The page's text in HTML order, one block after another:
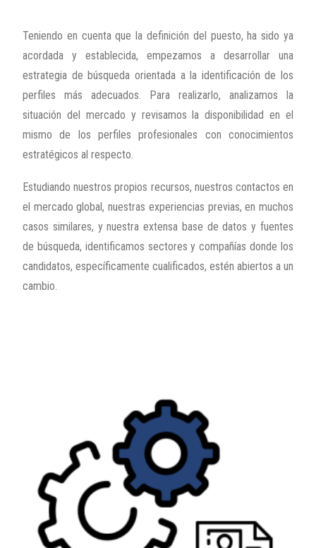
Teniendo en cuenta que la definición del puesto, ha sido ya
acordada y establecida, empezamos a desarrollar una
estrategia de búsqueda orientada a la identificación de los
perfiles más adecuados. Para realizarlo, analizamos la
situación del mercado y revisamos la disponibilidad en el
mismo de los perfiles profesionales con conocimientos
estratégicos al respecto.
Estudiando nuestros propios recursos, nuestros contactos en
el mercado global, nuestras experiencias previas, en muchos
casos similares, y nuestra extensa base de datos y fuentes
de búsqueda, identificamos sectores y compañías donde los
candidatos, específicamente cualificados, estén abiertos a un
cambio.